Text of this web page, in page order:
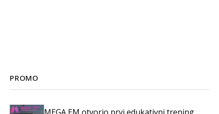
PROMO